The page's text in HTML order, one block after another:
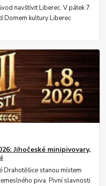
navštívit Liberec. V pátek 7.
Domem kultury Liberec
Jihočeské minipivovary,
Drahotěšice stanou místem
piva. Pivní slavnosti